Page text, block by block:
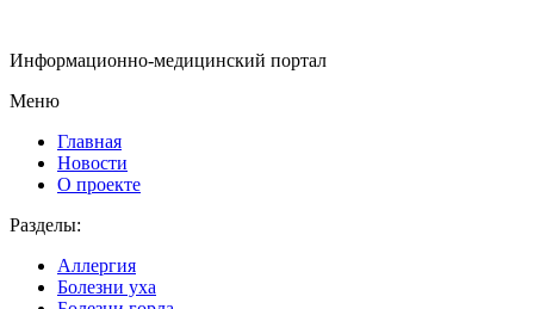
Информационно-медицинский портал
Меню
Главная
Новости
О проекте
Разделы:
Аллергия
Болезни уха